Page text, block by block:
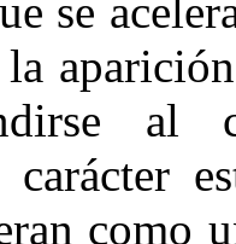
se
al
carácter
como